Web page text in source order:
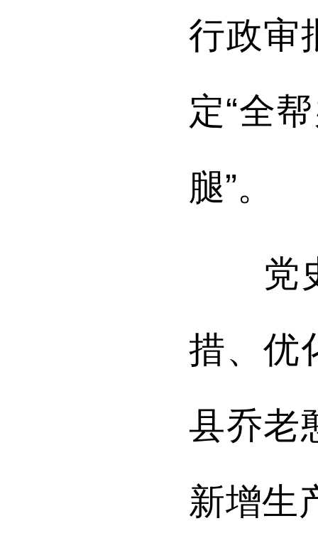
行政审
定“全
腿”。
党史
措、优
县乔老
新增生